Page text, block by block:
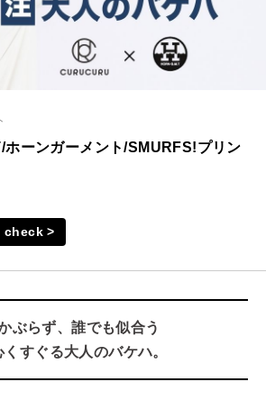
ホーンガーメント/SMURFS!プリン
check >
ぶらず、誰でも似合う
すぐる大人のバケハ。